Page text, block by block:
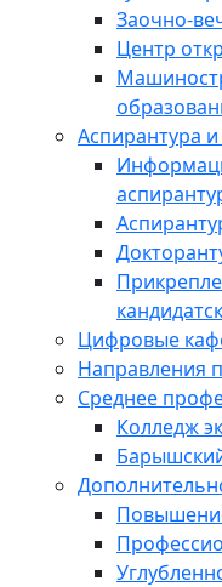
Заочно-
Центр
Аспирантура
Цифровые
Направления
Среднее
Колледж